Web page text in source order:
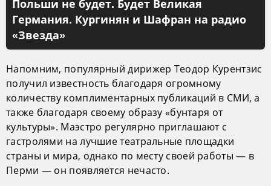
Польши не будет. Будет Великая
Германия. Кургинян и Шафран на радио
«Звезда»
Напомним, популярный дирижер Теодор Курентзис
получил известность благодаря огромному
количеству комплиментарных публикаций в СМИ, а
также благодаря своему образу «бунтаря от
культуры». Маэстро регулярно приглашают с
гастролями на лучшие театральные площадки
страны и мира, однако по месту своей работы — в
Перми — он появляется нечасто.